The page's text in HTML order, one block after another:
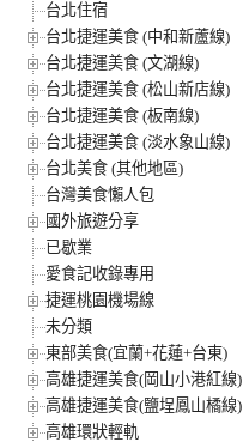
台北住宿
台北捷運美食 (中和新蘆線)
台北捷運美食 (文湖線)
台北捷運美食 (松山新店線)
台北捷運美食 (板南線)
台北捷運美食 (淡水象山線)
台北美食 (其他地區)
台灣美食懶人包
國外旅遊分享
已歇業
愛食記收錄專用
捷運桃園機場線
未分類
東部美食(宜蘭+花蓮+台東)
高雄捷運美食(岡山小港紅線)
高雄捷運美食(鹽埕鳳山橘線)
高雄環狀輕軌